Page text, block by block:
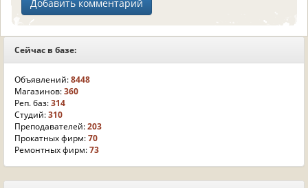
Сейчас в базе:
Объявлений:8448
Магазинов:360
Реп. баз:314
Студий:310
Преподавателей:203
Прокатных фирм:70
Ремонтных фирм:73